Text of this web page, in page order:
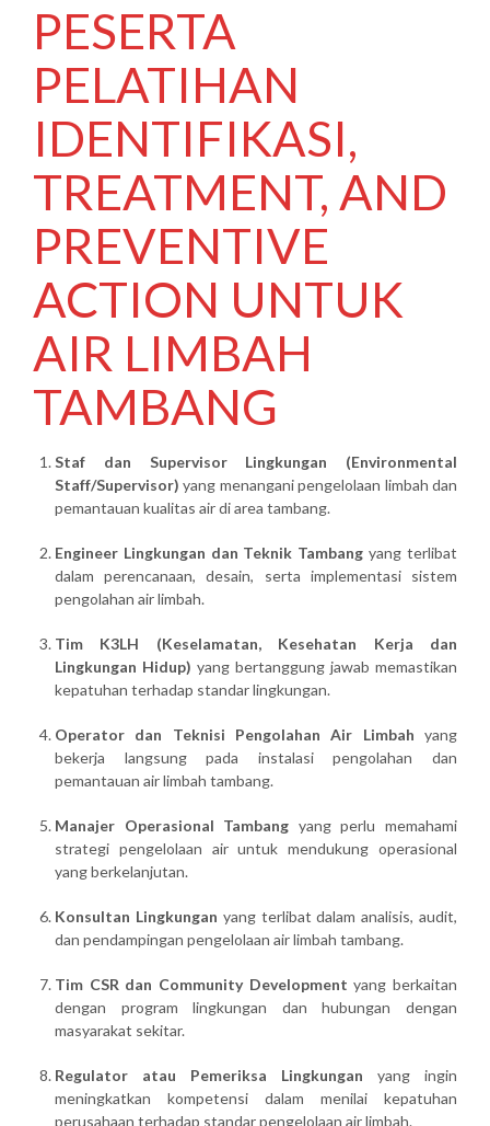
PESERTA
PELATIHAN
IDENTIFIKASI,
TREATMENT, AND
PREVENTIVE
ACTION UNTUK
AIR LIMBAH
TAMBANG
Staf dan Supervisor Lingkungan (Environmental
Staff/Supervisor) yang menangani pengelolaan limbah dan
pemantauan kualitas air di area tambang.
Engineer Lingkungan dan Teknik Tambang yang terlibat
dalam perencanaan, desain, serta implementasi sistem
pengolahan air limbah.
Tim K3LH (Keselamatan, Kesehatan Kerja dan
Lingkungan Hidup) yang bertanggung jawab memastikan
kepatuhan terhadap standar lingkungan.
Operator dan Teknisi Pengolahan Air Limbah yang
bekerja langsung pada instalasi pengolahan dan
pemantauan air limbah tambang.
Manajer Operasional Tambang yang perlu memahami
strategi pengelolaan air untuk mendukung operasional
yang berkelanjutan.
Konsultan Lingkungan yang terlibat dalam analisis, audit,
dan pendampingan pengelolaan air limbah tambang.
Tim CSR dan Community Development yang berkaitan
dengan program lingkungan dan hubungan dengan
masyarakat sekitar.
Regulator atau Pemeriksa Lingkungan yang ingin
meningkatkan kompetensi dalam menilai kepatuhan
perusahaan terhadap standar pengelolaan air limbah.